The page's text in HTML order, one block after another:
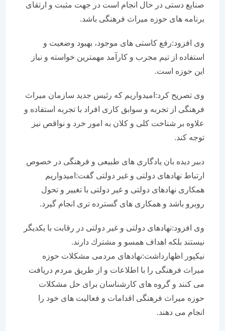
صنایع دستی در حال انجام است در جهت مثبت و ارتقای
برنامه های حوزه میراث فرهنگی باشد.
وی افزود:رفع كاستی های موجود، بهبود وضعیت و
استفاده از تیم مجرب و كارآمد مهمترین خواسته و نیاز
این حوزه است.
وی تصریح كرد:امیدواریم كه رئیس جدید سازمان میراث
فرهنگی از تجربه و سوابق كاری افراد با تجربه استفاده و
علاوه بر شناخت كلی و كلان به امور خرد و نواقص نیز
توجه كند.
دبیر دیده بان یادگاری های طبیعی و فرهنگی در خصوص
ارتباط نهادهای دولتی و غیر دولتی گفت:امیدواریم
همكاری نهادهای دولتی و غیر دولتی با تغییر و تحول
روبرو باشد و همكاری های گسترده تری انجام گیرد.
وی افزود:نهادهای دولتی و غیر دولتی در رقابت با یكدیگر
نیستند بلكه اهداف همسو و مشترك دارند.
نیكپور اظهارداشت:نهادهای مردمی مشكلات حوزه
میراث فرهنگی را با اطلاعات و از طریق مردم دریافت
می كنند و گروه های كارشناسان برای حل مشكلات
حوزه میراث فرهنگی اقدامات و فعالیت های خود را
انجام می دهند.